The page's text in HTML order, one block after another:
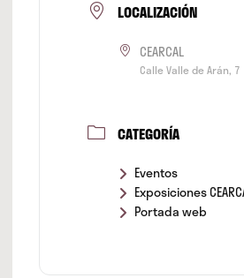
LOCALIZACIÓN
CEARCAL
Calle Valle de Arán, 7
CATEGORÍA
Eventos
Exposiciones
Portada web